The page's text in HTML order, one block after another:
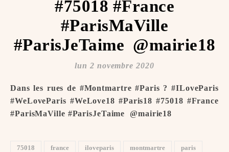
#75018 #France
#ParisMaVille
#ParisJeTaime ️ @mairie18
lun 2 novembre 2020
Dans les rues de #Montmartre #Paris ? #ILoveParis
#WeLoveParis #WeLove18 #Paris18 #75018 #France
#ParisMaVille #ParisJeTaime ️ @mairie18
75018 france iloveparis montmartre
paris